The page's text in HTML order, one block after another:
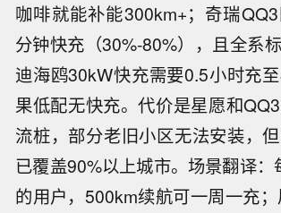
咖啡就能补能300km+；奇瑞
分钟快充（30%-80%），且全系
迪海鸥30kW快充需要0.5小时充
果低配无快充。代价是星愿和
流桩，部分老旧小区无法安装，
已覆盖90%以上城市。场景翻译：
的用户，500km续航可一周一充